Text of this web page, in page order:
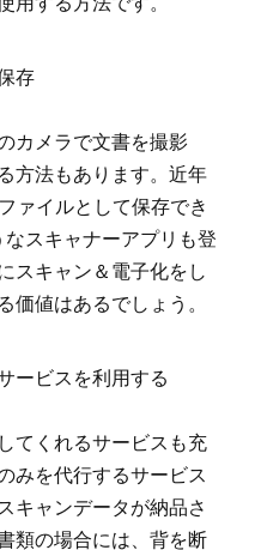
存
カメラで文書を撮影
方法もあります。近年
ァイルとして保存でき
スキャナーアプリも登
スキャン＆電子化をし
価値はあるでしょう。
ービスを利用する
てくれるサービスも充
みを代行するサービス
キャンデータが納品さ
類の場合には、背を断